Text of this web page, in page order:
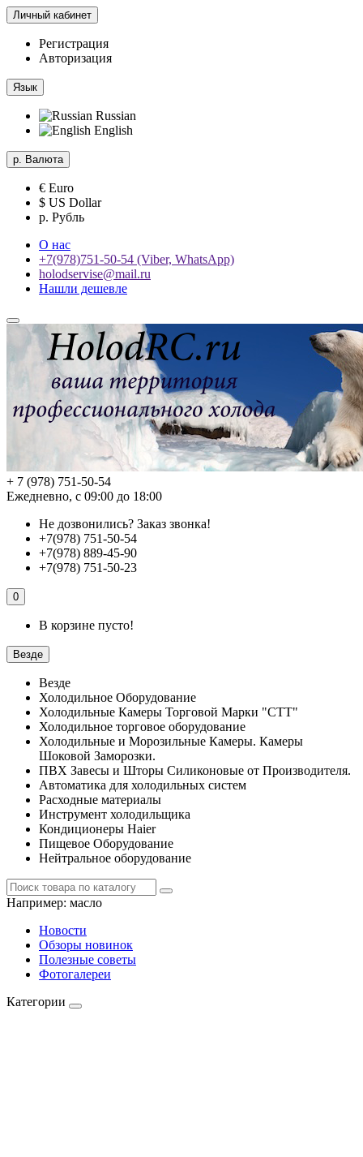
Личный кабинет
Регистрация
Авторизация
Язык
Russian
English
р. Валюта
€ Euro
$ US Dollar
р. Рубль
О нас
+7(978)751-50-54 (Viber, WhatsApp)
holodservise@mail.ru
Нашли дешевле
+ 7 (978) 751-50-54
Ежедневно, с 09:00 до 18:00
Не дозвонились? Заказ звонка!
+7(978) 751-50-54
+7(978) 889-45-90
+7(978) 751-50-23
0
В корзине пусто!
Везде
Везде
Холодильное Оборудование
Холодильные Камеры Торговой Марки "СТТ"
Холодильное торговое оборудование
Холодильные и Морозильные Камеры. Камеры
Шоковой Заморозки.
ПВХ Завесы и Шторы Силиконовые от Производителя.
Автоматика для холодильных систем
Расходные материалы
Инструмент холодильщика
Кондиционеры Haier
Пищевое Оборудование
Нейтральное оборудование
Например: масло
Новости
Обзоры новинок
Полезные советы
Фотогалереи
Категории